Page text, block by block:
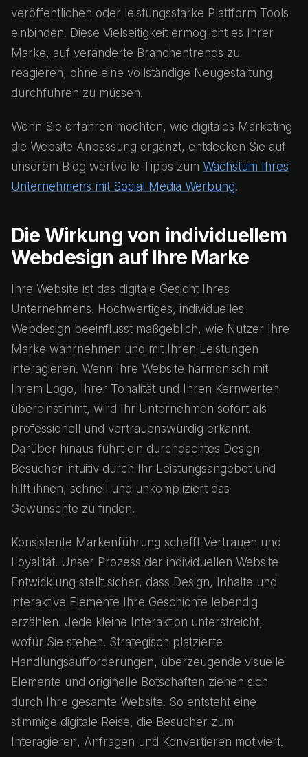
veröffentlichen oder leistungsstarke Plattform Tools
einbinden. Diese Vielseitigkeit ermöglicht es Ihrer
Marke, auf veränderte Branchentrends zu
reagieren, ohne eine vollständige Neugestaltung
durchführen zu müssen.
Wenn Sie erfahren möchten, wie digitales Marketing
die Website Anpassung ergänzt, entdecken Sie auf
unserem Blog wertvolle Tipps zum Wachstum Ihres
Unternehmens mit Social Media Werbung.
Die Wirkung von individuellem
Webdesign auf Ihre Marke
Ihre Website ist das digitale Gesicht Ihres
Unternehmens. Hochwertiges, individuelles
Webdesign beeinflusst maßgeblich, wie Nutzer Ihre
Marke wahrnehmen und mit Ihren Leistungen
interagieren. Wenn Ihre Website harmonisch mit
Ihrem Logo, Ihrer Tonalität und Ihren Kernwerten
übereinstimmt, wird Ihr Unternehmen sofort als
professionell und vertrauenswürdig erkannt.
Darüber hinaus führt ein durchdachtes Design
Besucher intuitiv durch Ihr Leistungsangebot und
hilft ihnen, schnell und unkompliziert das
Gewünschte zu finden.
Konsistente Markenführung schafft Vertrauen und
Loyalität. Unser Prozess der individuellen Website
Entwicklung stellt sicher, dass Design, Inhalte und
interaktive Elemente Ihre Geschichte lebendig
erzählen. Jede kleine Interaktion unterstreicht,
wofür Sie stehen. Strategisch platzierte
Handlungsaufforderungen, überzeugende visuelle
Elemente und originelle Botschaften ziehen sich
durch Ihre gesamte Website. So entsteht eine
stimmige digitale Reise, die Besucher zum
Interagieren, Anfragen und Konvertieren motiviert.